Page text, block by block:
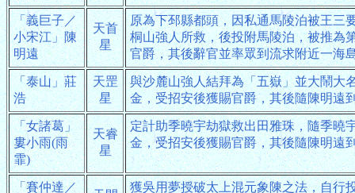
「義巨子／
小宋江」陳
明遠
天首
星
原為下邳縣都頭，因私通馬陵泊被王三
桐山強人所救，後投附馬陵泊，被推為
官爵，其後辭官並率眾到流求附近一海
「泰山」莊
浩
天罡
星
與沙麓山強人結拜為「五嶽」並大鬧大
金，受招安後獲賜官爵，其後隨陳明遠
「女諸葛」
婁小雨(雨
霏)
天睿
星
定計助季曉宇劫獄救出田雅珠，隨季曉
金，受招安後獲賜官爵，其後隨陳明遠
「賽仲達／
獲吳用夢授破太上混元象陳之法，自行